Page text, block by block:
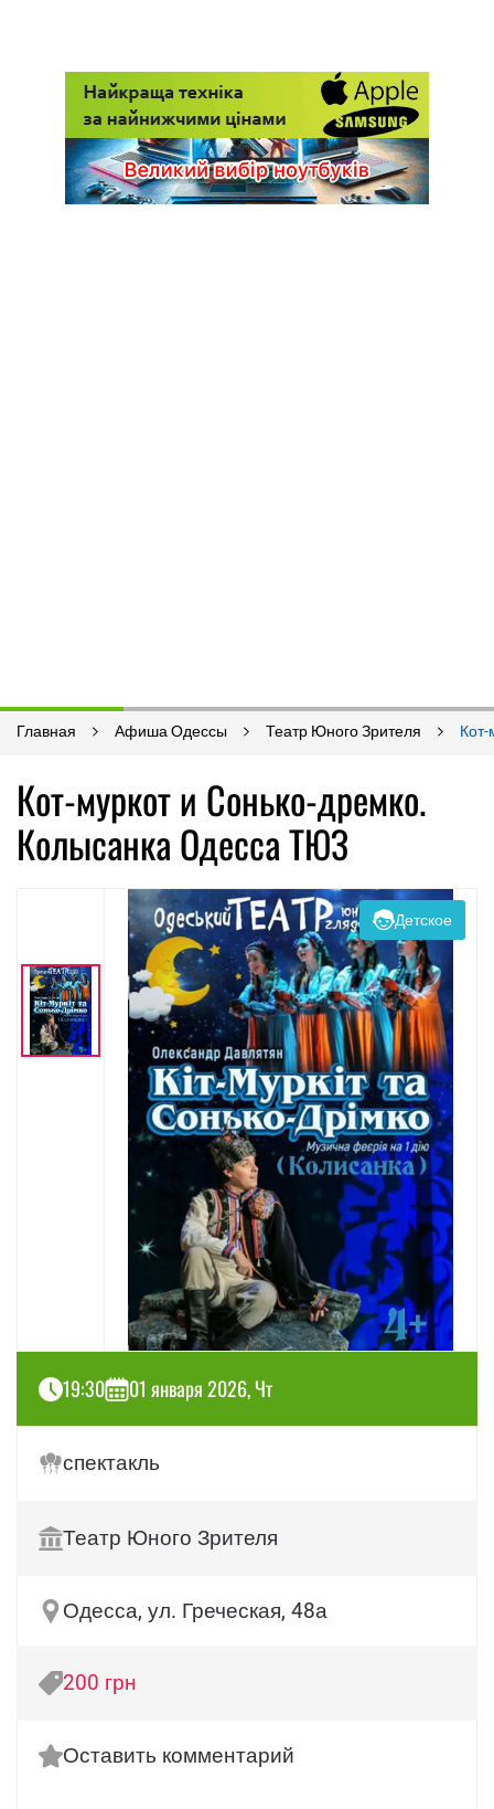
Главная Афиша Одессы Театр Юного Зрителя
Кот-муркот и Сонько-дремко.
Колысанка Одесса ТЮЗ
Детское
19:30 01 января 2026, Чт
спектакль
Театр Юного Зрителя
Одесса, ул. Греческая, 48а
200 грн
Оставить комментарий